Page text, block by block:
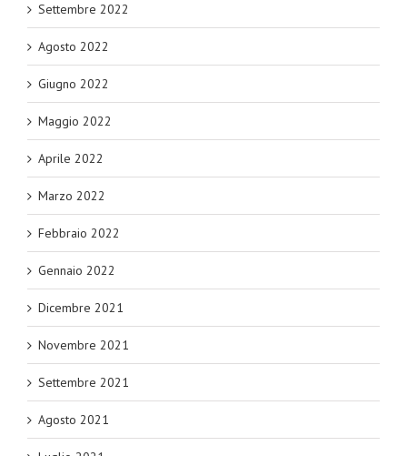
Settembre 2022
Agosto 2022
Giugno 2022
Maggio 2022
Aprile 2022
Marzo 2022
Febbraio 2022
Gennaio 2022
Dicembre 2021
Novembre 2021
Settembre 2021
Agosto 2021